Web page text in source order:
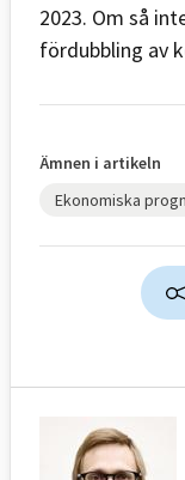
2023. Om så
fördubbling av
Ämnen i artikeln
Ekonomiska